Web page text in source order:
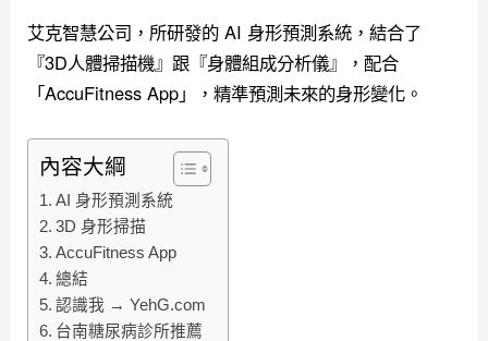
艾克智慧公司，所研發的 AI 身形預測系統，結合了
『3D人體掃描機』跟『身體組成分析儀』，配合
「AccuFitness App」，精準預測未來的身形變化。
內容大綱
AI 身形預測系統
3D 身形掃描
AccuFitness App
總結
認識我 → YehG.com
台南糖尿病診所推薦